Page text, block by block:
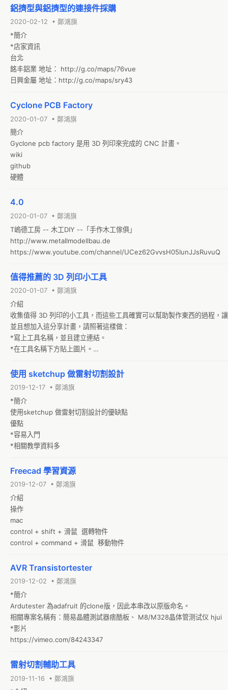
鋁擠型與鋁擠型的連接件採購
2020-02-12 • 鄭鴻旗
*簡介
*店家資訊
台北
銘丰鋁業 地址： http://g.co/maps/76vue
Cyclone PCB Factory
2020-01-07 • 鄭鴻旗
簡介
Gyclone pcb factory 是用 3D 列印來完成的 CNC 計畫。
wiki
github
硬體
4.0
2020-01-07 • 鄭鴻旗
T嵨德工房 -- 木工DIY --「手作木工傢俱」
http://www.metallmodellbau.de
https://www.youtube.com/channel/UCez62GvvsH05IunJJsRuvuQ
值得推薦的 3D 列印小工具
2020-01-07 • 鄭鴻旗
介紹
收集值得 3D 列印的小工具，而這些工具確實可以幫助製作東西的過程，
並且想加入這分享計畫，請照著這樣做：
*寫上工具名稱，並且建立連結。
*在工具名稱下方貼上圖片。
使用 sketchup 做雷射切割設計
2019-12-17 • 鄭鴻旗
*簡介
使用sketchup 做雷射切割設計的優缺點
優點
*容易入門
*相關教學資料多
Freecad 學習資源
2019-12-07 • 鄭鴻旗
介紹
操作
mac
control + shift + 滑鼠  選轉物件
control + command + 滑鼠  移動物件
AVR Transistortester
2019-12-02 • 鄭鴻旗
*簡介
Ardutester 為adafruit 的clone版，因此本串改以原版命名。
相關專案名稱有：簡易晶體測試器痞酷板、 M8/M328晶体管测试仪 hjui
*影片
https://vimeo.com/84243347
雷射切割輔助工具
2019-11-16 • 鄭鴻旗